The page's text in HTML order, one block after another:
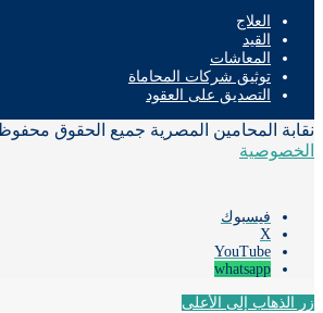
العلاج
القيد
المعاشات
توثيق شركات المحاماة
التصديق على العقود
المحامين المصرية جميع الحقوق محفوظة © 2026 |
فيسبوك
‫YouTube
whatsapp
إلى الأعلى